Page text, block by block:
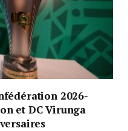
2026-
et DC Virunga